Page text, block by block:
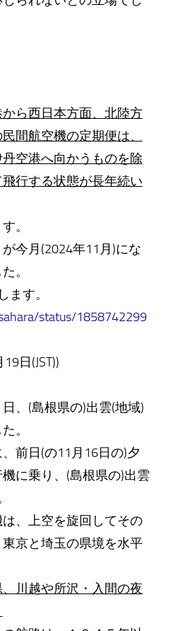
ら西日本方面、北陸方
間航空機の定期便は、
空港へ向かうものを除
行する状態が長年続い
。
今月(2024年11月)にな
。
ます。
status/1858742299
日(JST))
、(島根県の)出雲(地域)
。
前日(の11月16日の)夕
に乗り、(島根県の)出雲
、上空を旋回してその
京と埼玉の県境を水平
川越や所沢・入間の夜